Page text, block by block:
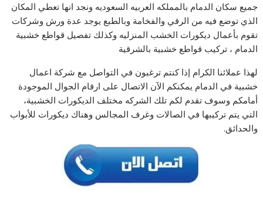
جميع سكان الدمام بالمملكه العربيه السعوديه ونجد انها تعطي المكان
الذي توضع فيه من الرقي والفخامة وبالطبع يوجد عدة ورش وشركات
تقوم بأعمال ديكورات الخشب المنزليه وكذلك تفصيل قواطع خشبية
الدمام ، تركيب قواطع خشبية بالشرقية
لهذا عملائنا الكرام إذا كنتم ترغبون في التواصل مع شركة اعمال
خشبية في الدمام يمكنكم الآن الاتصال على ارقام الجوال الموجودة
أمامكم وسوف تقدم لكم تلك الشركه مختلف الديكورات الخشبية،
التي يتم تركيبها في الصالات وغرف المجالس وهناك ديكورات للأبواب
والحدائق.